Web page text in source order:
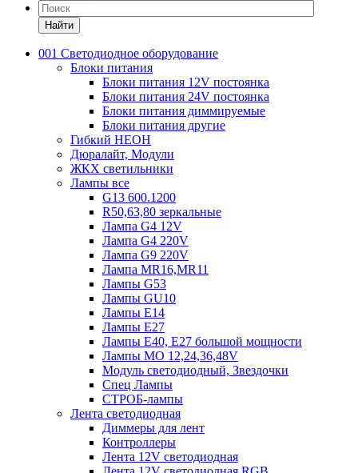
Найти
001 Светодиодное оборудование
Блоки питания
Блоки питания 12V постоянка
Блоки питания 24V постоянка
Блоки питания диммируемые
Блоки питания другие
Гибкий НЕОН
Дюралайт, Модули
ЖКХ светильники
Лампы все
G13 600.1200
R50,63,80 зеркальные
Лампа G4 12V
Лампа G4 220V
Лампа G9 220V
Лампа MR16,MR11
Лампы G53
Лампы GU10
Лампы Е14
Лампы Е27
Лампы Е40, Е27 большой мощности
Лампы МО 12,24,36,48V
Модуль светодиодный, Звездочки
Спец Лампы
СТРОБ-лампы
Лента светодиодная
Диммеры для лент
Контроллеры
Лента 12V светодиодная